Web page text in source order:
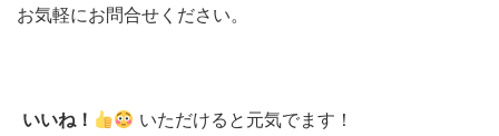
お気軽にお問合せください。
いいね！ いただけると元気でます！